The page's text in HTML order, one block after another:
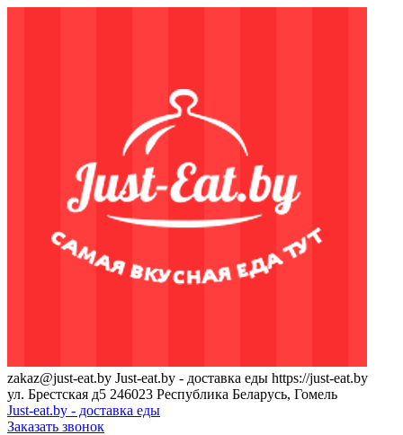
zakaz@just-eat.by Just-eat.by - доставка еды https://just-eat.by
ул. Брестская д5 246023 Республика Беларусь, Гомель
Just-eat.by - доставка еды
Заказать звонок